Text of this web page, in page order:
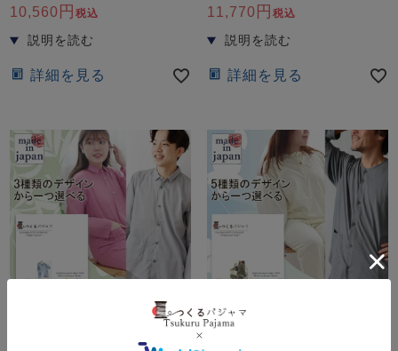
10,560 税込
詳細を見る
11,770 税込
詳細を見る